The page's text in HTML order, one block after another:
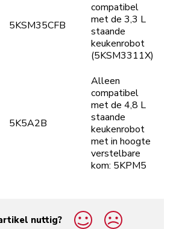
5KSM35CFB
compatibel
met de 3,3 L
staande
keukenrobot
(5KSM3311X)
5K5A2B
Alleen
compatibel
met de 4,8 L
staande
keukenrobot
met in hoogte
verstelbare
kom: 5KPM5
nuttig?